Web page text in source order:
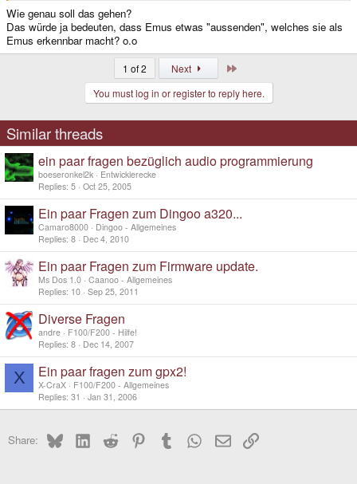
Wie genau soll das gehen?
Das würde ja bedeuten, dass Emus etwas "aussenden", welches sie als
Emus erkennbar macht? o.o
1 of 2 Next
You must log in or register to reply here.
Similar threads
ein paar fragen bezüglich audio programmierung
boeseronkel2k
Entwicklerecke
Replies 5 Oct 25, 2005
Ein paar Fragen zum Dingoo a320...
Camaro8000
Dingoo - Allgemeines
Replies 8 Dec 4, 2010
Ein paar Fragen zum Firmware update.
Ms Dos 1.0 Caanoo - Allgemeines
Replies 10 Sep 25, 2011
Diverse Fragen
andre
F100/F200 - Hilfe!
Replies 8 Dec 14, 2007
X Ein paar fragen zum gpx2!
X-CraX
F100/F200 - Allgemeines
Replies 31 Jan 31, 2006
Share: BlueskyLinkedInReddit PinterestTumblr WhatsApp
EmailLink